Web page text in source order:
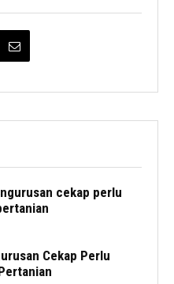
cekap perlu
Cekap Perlu